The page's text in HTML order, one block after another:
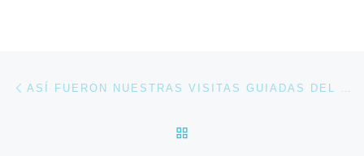
Navegación de entradas